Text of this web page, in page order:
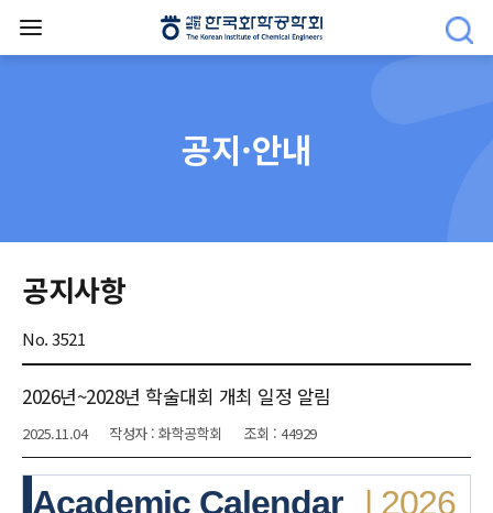
공지·안내
공지사항
No. 3521
2026년~2028년 학술대회 개최 일정 알림
2025.11.04 작성자 : 화학공학회 조회 : 44929